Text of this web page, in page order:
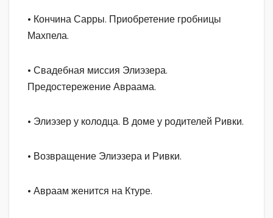
• Кончина Сарры. Приобретение гробницы
Махпела.
• Свадебная миссия Элиэзера.
Предостережение Авраама.
• Элиэзер у колодца. В доме у родителей Ривки.
• Возвращение Элиэзера и Ривки.
• Авраам женится на Ктуре.